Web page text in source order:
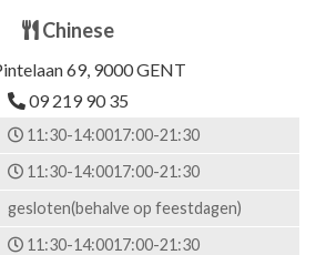
Chinese
69, 9000 GENT
09 219 90 35
11:30-14:0017:00-21:30
11:30-14:0017:00-21:30
gesloten(behalve op feestdagen)
11:30-14:0017:00-21:30